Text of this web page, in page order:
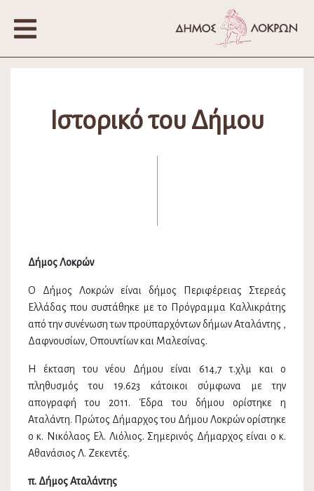
Ιστορικό του Δήμου
Δήμος Λοκρών
Ο Δήμος Λοκρών είναι δήμος Περιφέρειας Στερεάς
Ελλάδας που συστάθηκε με το Πρόγραμμα Καλλικράτης
από την συνένωση των προϋπαρχόντων δήμων Αταλάντης ,
Δαφνουσίων, Οπουντίων και Μαλεσίνας.
Η έκταση του νέου Δήμου είναι 614,7 τ.χλμ και ο
πληθυσμός του 19.623 κάτοικοι σύμφωνα με την
απογραφή του 2011. Έδρα του δήμου ορίστηκε η
Αταλάντη. Πρώτος Δήμαρχος του Δήμου Λοκρών ορίστηκε
ο κ. Νικόλαος Ελ. Λιόλιος. Σημερινός Δήμαρχος είναι ο κ.
Αθανάσιος Λ. Ζεκεντές.
π. Δήμος Αταλάντης